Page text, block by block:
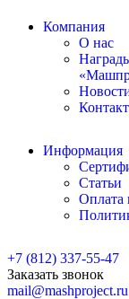
Компания
О нас
Информация
Статьи
Оплата
+7 (812) 337-55-47
Заказать звонок
mail@mashproject.ru